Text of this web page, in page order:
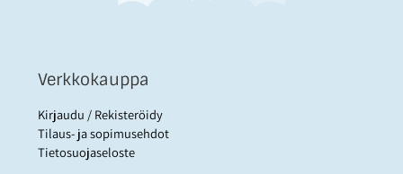
Verkkokauppa
Kirjaudu / Rekisteröidy
Tilaus- ja sopimusehdot
Tietosuojaseloste